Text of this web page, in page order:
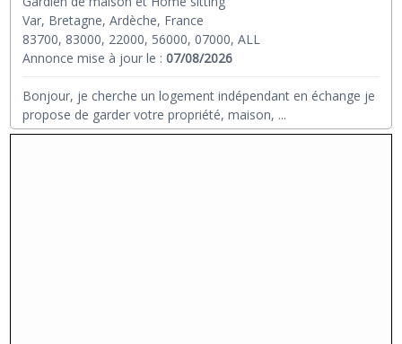
Var, Bretagne, Ardèche, France
83700, 83000, 22000, 56000, 07000, ALL
Annonce mise à jour le :07/08/2026
Bonjour, je cherche un logement indépendant en échange je
propose de garder votre propriété, maison, ...